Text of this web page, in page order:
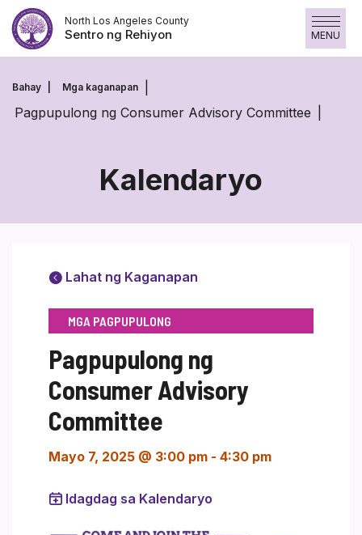
Skip
to
content
North Los Angeles County
Sentro ng Rehiyon MENU
Bahay Mga kaganapan
Pagpupulong ng Consumer Advisory Committee
Kalendaryo
Lahat ng Kaganapan
MGA PAGPUPULONG
Pagpupulong ng
Consumer Advisory
Committee
Mayo 7, 2025 @ 3:00 pm - 4:30 pm
Idagdag sa Kalendaryo